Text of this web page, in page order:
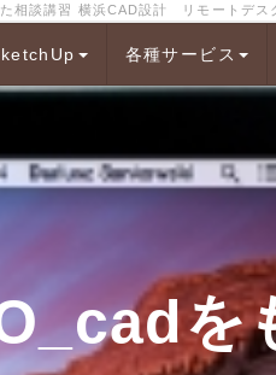
談講習 横浜CAD設計 リモートデス
各種サービス
を